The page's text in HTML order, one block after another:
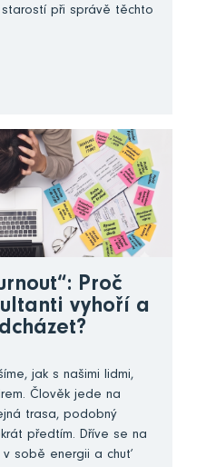
při správě těchto
Proč
vyhoří a
jak s našimi lidmi,
Člověk jede na
trasa, podobný
předtím. Dříve se na
v sobě energii a chuť